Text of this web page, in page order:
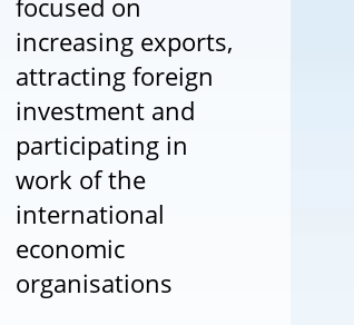
increasing exports,
attracting foreign
investment and
participating in
work of the
international
economic
organisations